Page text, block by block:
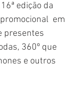
edição da
em
presentes
360º que
e outros